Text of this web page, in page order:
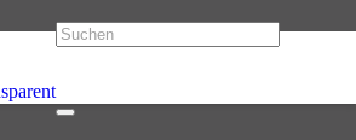
WO.20/2023
WO.22/2023